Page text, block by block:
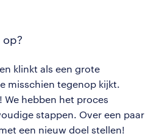
klinkt als een grote
misschien tegenop kijkt.
hebben het proces
stappen. Over een paar
een nieuw doel stellen!